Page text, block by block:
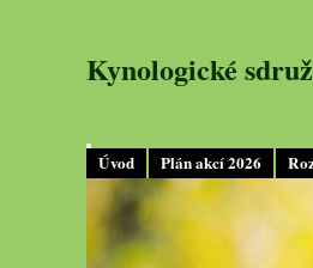
Úvod Plán akcí 2026
Kynologické